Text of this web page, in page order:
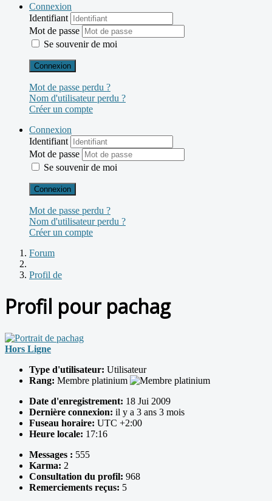
Connexion
Identifiant
Mot de passe
Se souvenir de moi
Connexion
Mot de passe perdu ?
Nom d'utilisateur perdu ?
Créer un compte
Connexion
Identifiant
Mot de passe
Se souvenir de moi
Connexion
Mot de passe perdu ?
Nom d'utilisateur perdu ?
Créer un compte
Forum
Profil de
Profil pour pachag
Hors Ligne
Type d'utilisateur: Utilisateur
Rang: Membre platinium
Date d'enregistrement: 18 Jui 2009
Dernière connexion: il y a 3 ans 3 mois
Fuseau horaire: UTC +2:00
Heure locale: 17:16
Messages : 555
Karma: 2
Consultation du profil: 968
Remerciements reçus: 5